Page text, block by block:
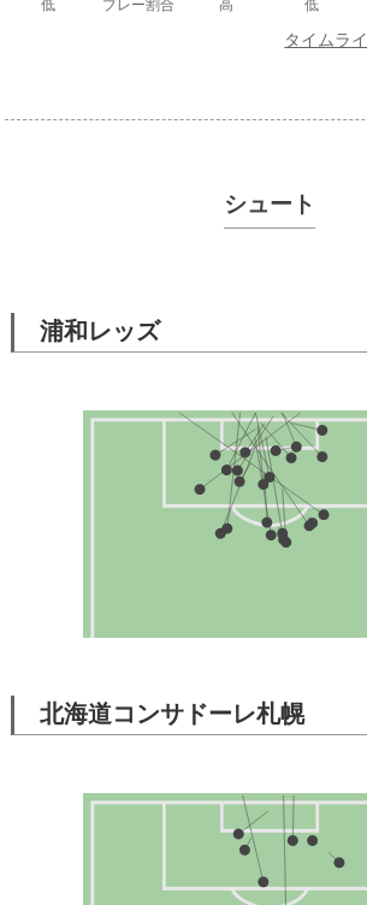
低 プレー割合 高 低
タイムラ
シュート
浦和レッズ
北海道コンサドーレ札幌